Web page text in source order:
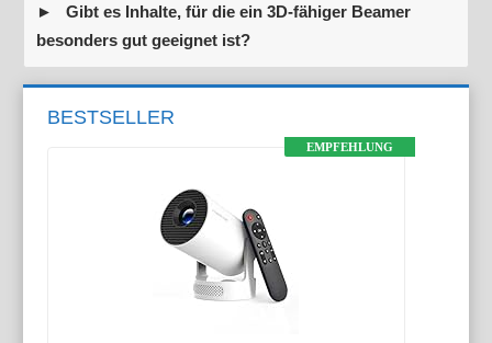
Gibt es Inhalte, für die ein 3D-fähiger Beamer
besonders gut geeignet ist?
BESTSELLER
EMPFEHLUNG